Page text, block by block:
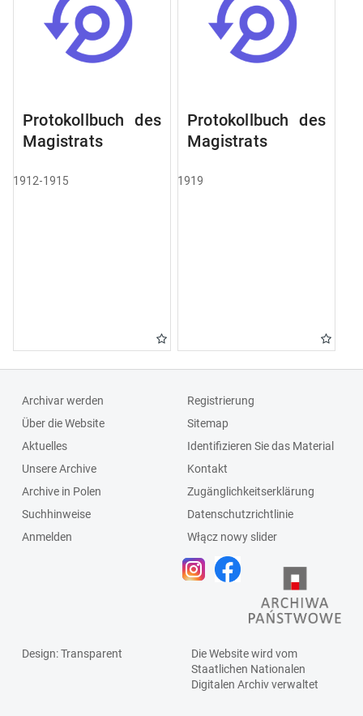
Protokollbuch des
Magistrats
1912-1915
Protokollbuch des
Magistrats
1919
Archivar werden
Über die Website
Aktuelles
Unsere Archive
Archive in Polen
Suchhinweise
Anmelden
Registrierung
Sitemap
Identifizieren Sie das Material
Kontakt
Zugänglichkeitserklärung
Datenschutzrichtlinie
Włącz nowy slider
Design: Transparent
Die Website wird vom
Staatlichen Nationalen
Digitalen Archivverwaltet